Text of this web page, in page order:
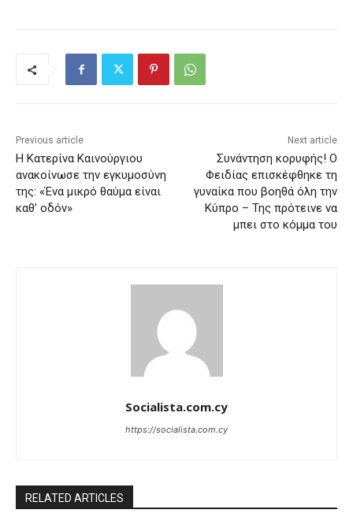
Previous article
Η Κατερίνα Καινούργιου
ανακοίνωσε την εγκυμοσύνη
της: «Ένα μικρό θαύμα είναι
καθ’ οδόν»
Next article
Συνάντηση κορυφής! Ο
Φειδίας επισκέφθηκε τη
γυναίκα που βοηθά όλη την
Κύπρο – Της πρότεινε να
μπει στο κόμμα του
Socialista.com.cy
https://socialista.com.cy
RELATED ARTICLES